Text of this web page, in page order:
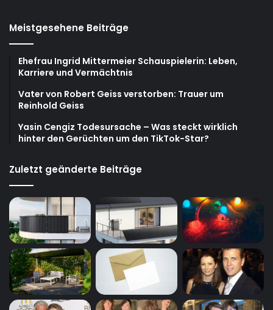
Meistgesehene Beiträge
Ehefrau Ingrid Mittermeier Schauspielerin: Leben,
Karriere und Vermächtnis
Vater von Robert Geiss verstorben: Trauer um
Reinhold Geiss
Yasin Cengiz Todesursache – Was steckt wirklich
hinter den Gerüchten um den TikTok-Star?
Zuletzt geänderte Beiträge